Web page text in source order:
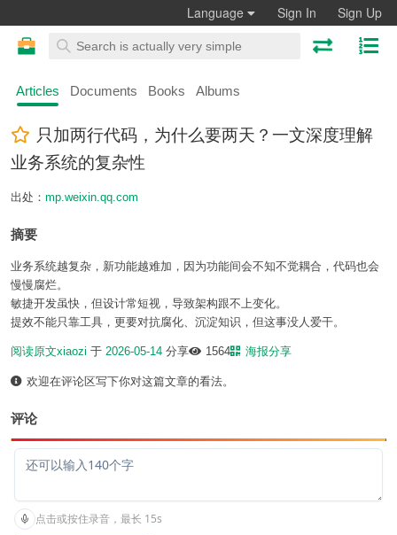
Language Sign In Sign Up
Articles Documents Books Albums
只加两行代码，为什么要两天？一文深度理解
业务系统的复杂性
出处： mp.weixin.qq.com
摘要
业务系统越复杂，新功能越难加，因为功能间会不知不觉耦合，代码也会
慢慢腐烂。
敏捷开发虽快，但设计常短视，导致架构跟不上变化。
提效不能只靠工具，更要对抗腐化、沉淀知识，但这事没人爱干。
阅读原文xiaozi 于 2026-05-14 分享 1564 海报分享
欢迎在评论区写下你对这篇文章的看法。
评论